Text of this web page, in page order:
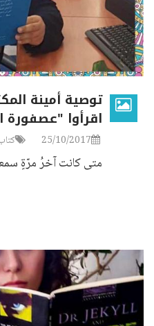
توصية أمينة
اقرأوا
25/10/2017
متى كانت آخرُ مرّةٍ